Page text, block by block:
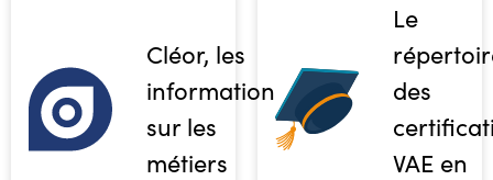
Cléor, les
informations
sur les
métiers
Le
des
VAE en